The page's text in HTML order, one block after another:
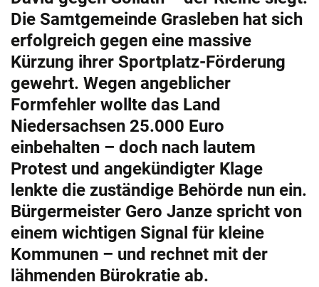
Die Samtgemeinde Grasleben hat sich
erfolgreich gegen eine massive
Kürzung ihrer Sportplatz-Förderung
gewehrt. Wegen angeblicher
Formfehler wollte das Land
Niedersachsen 25.000 Euro
einbehalten – doch nach lautem
Protest und angekündigter Klage
lenkte die zuständige Behörde nun ein.
Bürgermeister Gero Janze spricht von
einem wichtigen Signal für kleine
Kommunen – und rechnet mit der
lähmenden Bürokratie ab.